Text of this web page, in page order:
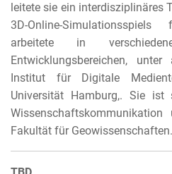
leitete sie ein interdisziplinäres
3D-Online-
arbeitete in
Entwicklungsbereichen,
Institut für Digitale
Universität Hamburg,. Sie
Fakultät für Geowissenschaften.